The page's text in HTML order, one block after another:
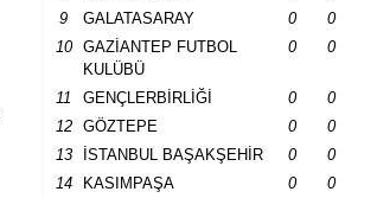
9
GALATASARAY 0
0
10
GAZİANTEP FUTBOL
KULÜBÜ
0 0
11 GENÇLERBİRLİĞİ 0
0
12
GÖZTEPE 0
0
13
İSTANBUL BAŞAKŞEHİR 0
0
14
KASIMPAŞA 0
0